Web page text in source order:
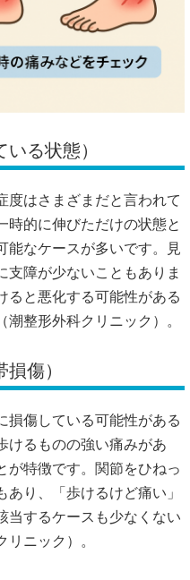
る状態）
度はさまざまだと言われて
時的に伸びただけの状態と
能なケースが多いです。見
支障が少ないこともありま
ると悪化する可能性がある
潮整形外科クリニック ）。
傷）
損傷している可能性がある
けるものの強い痛みがあ
が特徴です。関節をひねっ
り、「歩けるけど痛い」
当するケースも少なくない
リニック ）。